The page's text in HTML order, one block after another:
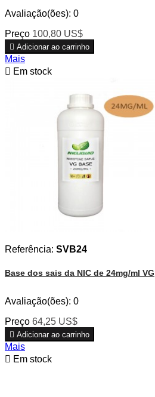
Avaliação(ões): 0
Preço 100,80 US$
 Adicionar ao carrinho
Mais
 Em stock
Referência: SVB24
Base dos sais da NIC de 24mg/ml VG
Avaliação(ões): 0
Preço 64,25 US$
 Adicionar ao carrinho
Mais
 Em stock